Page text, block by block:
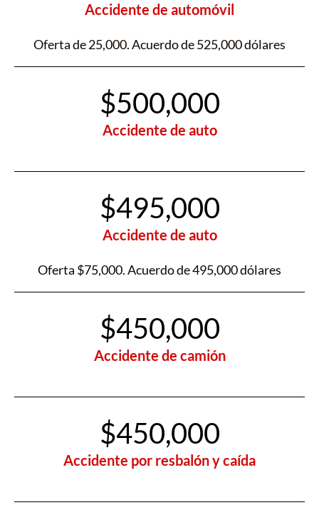
Accidente de automóvil
Oferta de 25,000. Acuerdo de 525,000 dólares
$500,000
Accidente de auto
$495,000
Accidente de auto
Oferta $75,000. Acuerdo de 495,000 dólares
$450,000
Accidente de camión
$450,000
Accidente por resbalón y caída